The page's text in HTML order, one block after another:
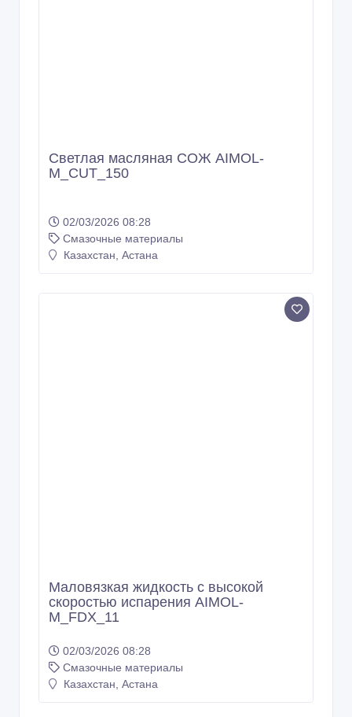
Светлая масляная СОЖ AIMOL-
M_CUT_150